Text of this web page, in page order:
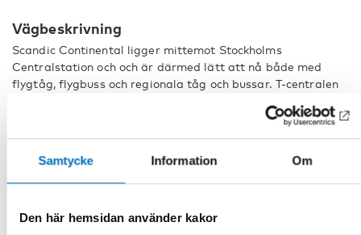
Samtycke Information Om
Den här hemsidan använder kakor
Vägbeskrivning
Scandic Continental ligger mittemot Stockholms
Centralstation och och är därmed lätt att nå både med
flygtåg, flygbuss och regionala tåg och bussar. T-centralen
Centralstation och därmed också väldigt nära Scandic
Information om kollektivtrafik i Stockholm finns påsl.se
Stockholm Arlanda Flygplats ligger cirka 42 km från